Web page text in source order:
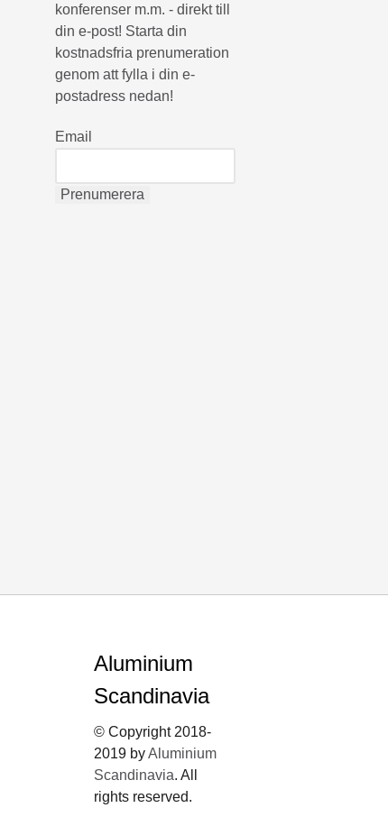
konferenser m.m. - direkt till
din e-post! Starta din
kostnadsfria prenumeration
genom att fylla i din e-
postadress nedan!
Email
Aluminium
Scandinavia
© Copyright 2018-
2019 byAluminium
Scandinavia. All
rights reserved.